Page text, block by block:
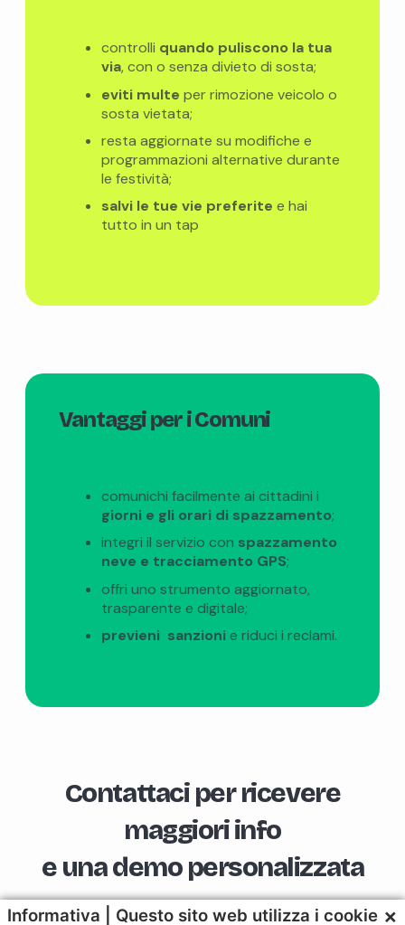
controlli quando puliscono la tua
via, con o senza divieto di sosta;
eviti multe per rimozione veicolo o
sosta vietata;
resta aggiornate su modifiche e
programmazioni alternative durante
le festività;
salvi le tue vie preferite e hai
tutto in un tap
Vantaggi per i Comuni
comunichi facilmente ai cittadini i
giorni e gli orari di spazzamento;
integri il servizio con spazzamento
neve e tracciamento GPS;
offri uno strumento aggiornato,
trasparente e digitale;
previeni sanzioni e riduci i reclami.
Contattaci per ricevere
maggiori info
e una demo personalizzata
+39 328 331 5647
Informativa | Questo sito web utilizza i cookie ×